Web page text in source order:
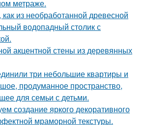
метраже.
из необработанной древесной
водопадный столик с
акцентной стены из деревянных
три небольшие квартиры и
продуманное пространство,
для семьи с детьми.
создание яркого декоративного
мраморной текстуры.